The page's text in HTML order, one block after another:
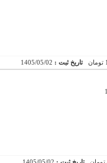
تاریخ ثبت : 1405/05/02